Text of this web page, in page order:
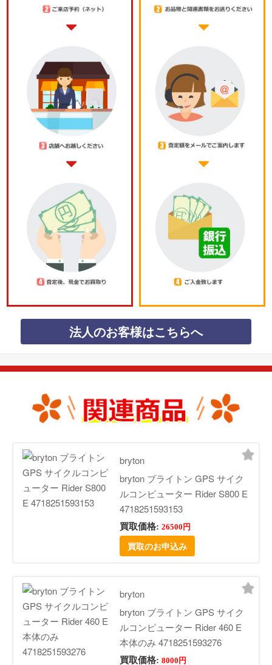
法人のお客様はこちらへ
bryton
bryton ブライトン GPS サイク
ルコンピューター Rider S800 E
4718251593153
買取価格: 26500円
買取のお申込み
bryton
bryton ブライトン GPS サイク
ルコンピューター Rider 460 E
本体のみ 4718251593276
買取価格: 8000円